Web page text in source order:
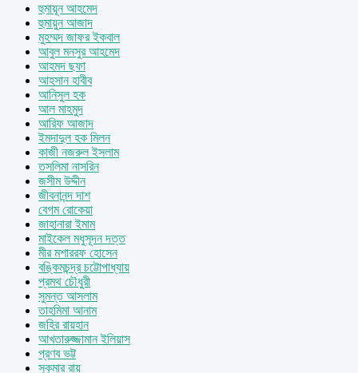
হুমায়ূন আহমেদ
হুমায়ুন আজাদ
মুহম্মদ জাফর ইকবাল
আবুল মনসুর আহমেদ
আহমদ ছফা
আহসান হাবীব
আনিসুল হক
আল মাহমুদ
আরিফ আজাদ
ইমদাদুল হক মিলন
কাজী নজরুল ইসলাম
তসলিমা নাসরিন
জসীম উদ্দীন
জীবনানন্দ দাশ
বেগম রোকেয়া
জাহানারা ইমাম
মাইকেল মধুসূদন দত্ত
মীর মশাররফ হোসেন
বঙ্কিমচন্দ্র চট্টোপাধ্যায়
প্রমথ চৌধুরী
সুমন্ত আসলাম
তাহমিমা আনাম
জহির রায়হান
আখতারুজ্জামান ইলিয়াস
প্রণব ভট্ট
সুকুমার রায়